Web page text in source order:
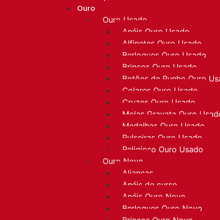
Ouro
Ouro Usado
Anéis Ouro Usado
Alfinetes Ouro Usado
Berloques Ouro Usado
Brincos Ouro Usado
Botões de Punho Ouro
Colares Ouro Usado
Cruzes Ouro Usado
Molas Gravata Ouro
Medalhas Ouro Usado
Pulseiras Ouro Usado
Religioso Ouro Usado
Ouro Novo
Alianças
Anéis de curso
Anéis Ouro Novo
Berloques Ouro Novo